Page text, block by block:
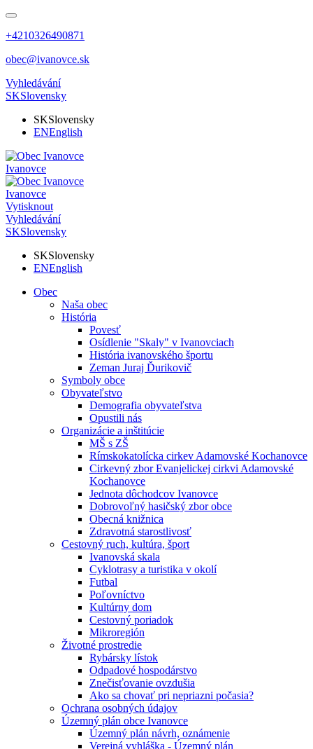
+4210326490871
obec@ivanovce.sk
Vyhledávání
SKSlovensky
SKSlovensky
ENEnglish
Ivanovce
Ivanovce
Vytisknout
Vyhledávání
SKSlovensky
SKSlovensky
ENEnglish
Obec
Naša obec
História
Povesť
Osídlenie "Skaly" v Ivanovciach
História ivanovského športu
Zeman Juraj Ďurikovič
Symboly obce
Obyvateľstvo
Demografia obyvateľstva
Opustili nás
Organizácie a inštitúcie
MŠ s ZŠ
Rímskokatolícka cirkev Adamovské Kochanovce
Cirkevný zbor Evanjelickej cirkvi Adamovské
Kochanovce
Jednota dôchodcov Ivanovce
Dobrovoľný hasičský zbor obce
Obecná knižnica
Zdravotná starostlivosť
Cestovný ruch, kultúra, šport
Ivanovská skala
Cyklotrasy a turistika v okolí
Futbal
Poľovníctvo
Kultúrny dom
Cestovný poriadok
Mikroregión
Životné prostredie
Rybársky lístok
Odpadové hospodárstvo
Znečisťovanie ovzdušia
Ako sa chovať pri nepriazni počasia?
Ochrana osobných údajov
Územný plán obce Ivanovce
Územný plán návrh, oznámenie
Verejná vyhláška - Územný plán